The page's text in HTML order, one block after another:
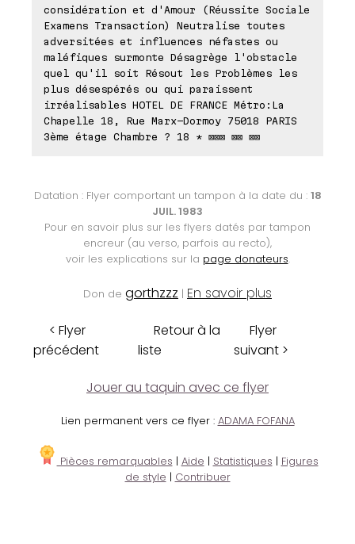
considération et d'Amour (Réussite Sociale
Examens Transaction) Neutralise toutes
adversitées et influences néfastes ou
maléfiques surmonte Désagrège l'obstacle
quel qu'il soit Résout les Problèmes les
plus désespérés ou qui paraissent
irréalisables HOTEL DE FRANCE Métro:La
Chapelle 18, Rue Marx-Dormoy 75018 PARIS
3ème étage Chambre ? 18 * ⊠⊠⊠ ⊠⊠ ⊠⊠
Datation : Flyer comportant un tampon à la date du : 18
JUIL. 1983
Pour en savoir plus sur les flyers datés par tampon
encreur (au verso, parfois au recto),
voir les explications sur la page donateurs.
Don de gorthzzz | En savoir plus
< Flyer
précédent
Retour à la
liste
Flyer
suivant >
Jouer au taquin avec ce flyer
Lien permanent vers ce flyer : ADAMA FOFANA
Pièces remarquables | Aide | Statistiques | Figures
de style | Contribuer